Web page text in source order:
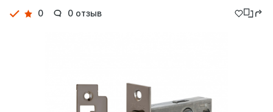
Детали
0 0 отзыв